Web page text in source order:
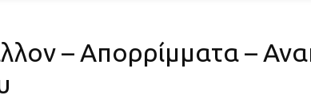
– Απορρίμματα –